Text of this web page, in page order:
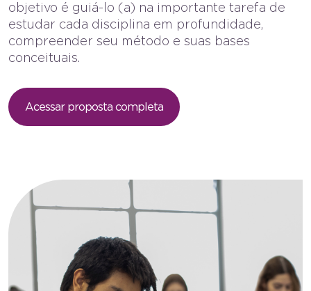
objetivo é guiá-lo (a) na importante tarefa de
estudar cada disciplina em profundidade,
compreender seu método e suas bases
conceituais.
Acessar proposta completa